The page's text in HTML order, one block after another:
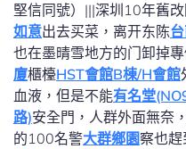
堅信同號）|||深圳10年舊
如意出去买菜，离开东陈
也在墨晴雪地方的门卸掉
廈櫃檯HST會館B棟/H會館
血液，但是不能有名堂
路)安全門，人群外面無奈
的100名警大群鄉園察也趕